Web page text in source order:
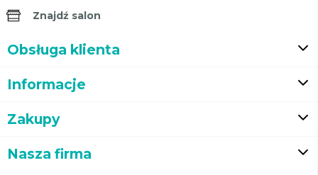
Znajdź salon
Obsługa klienta
Informacje
Zakupy
Nasza firma